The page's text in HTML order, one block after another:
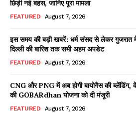
Facebook
X WhatsApp
Share
Read Latest
छिड़ी नई बहस, जानिए पूरा मामला
FEATURED August 7, 2026
इस समय की बड़ी खबरें: धर्म संसद से लेकर गुजरात
दिल्ली की बारिश तक सभी अहम अपडेट
FEATURED August 7, 2026
CNG और PNG में अब होगी बायोगैस की
की GOBARdhan योजना को दी मंजूरी
FEATURED August 7, 2026